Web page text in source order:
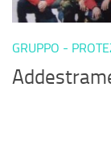
GRUPPO -